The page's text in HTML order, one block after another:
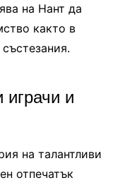
на Нант да
както в
и
на талантливи
отпечатък